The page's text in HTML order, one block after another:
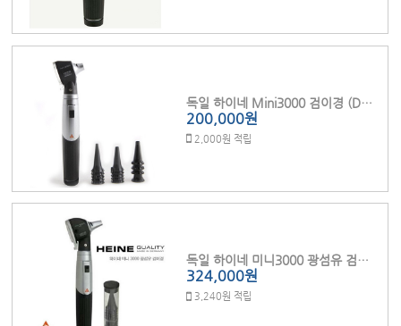
독일 하이네 Mini3000 검이경 (D70)
200,000원
2,000원 적립
독일 하이네 미니3000 광섬유 검이경 F.O (D70F)
324,000원
3,240원 적립